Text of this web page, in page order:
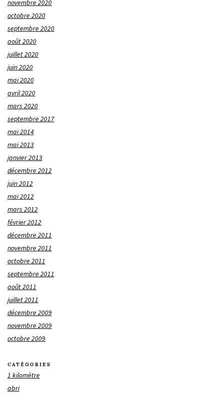
novembre 2020
octobre 2020
septembre 2020
août 2020
juillet 2020
juin 2020
mai 2020
avril 2020
mars 2020
septembre 2017
mai 2014
mai 2013
janvier 2013
décembre 2012
juin 2012
mai 2012
mars 2012
février 2012
décembre 2011
novembre 2011
octobre 2011
septembre 2011
août 2011
juillet 2011
décembre 2009
novembre 2009
octobre 2009
CATÉGORIES
1 kilomètre
abri